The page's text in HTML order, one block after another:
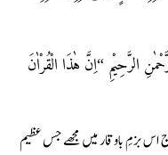
الرَّحِيْمِ “اِنَّ هٰذَا الْقُرْاٰنَ
بزمِ باوقار میں مجھے جس عظیم